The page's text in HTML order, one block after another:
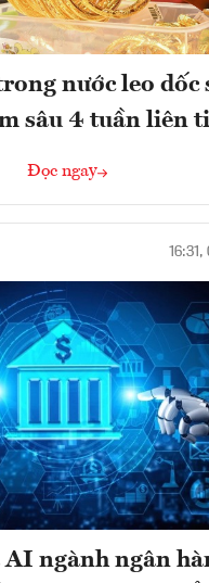
nước leo dốc
sâu 4 tuần liên
Đọc ngay
16:31,
AI ngành ngân